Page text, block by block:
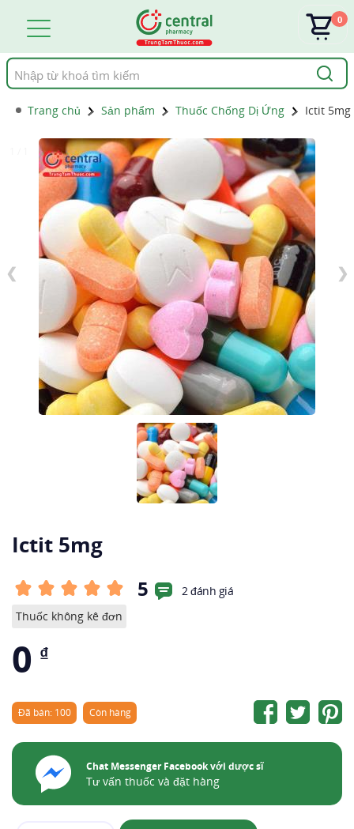
Tìm
kiếm
0
Trang chủ Sản phẩm Thuốc Chống Dị Ứng Ictit 5mg
❮ ❯
Ictit 5mg
5
2 đánh giá
Thuốc không kê đơn
0 ₫
Đã bán: 100 Còn hàng
Chat Messenger Facebook với dược sĩ
Tư vấn thuốc và đặt hàng